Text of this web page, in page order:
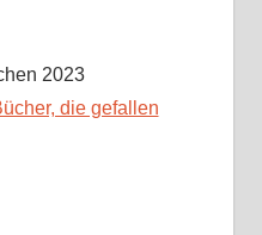
2023
die gefallen